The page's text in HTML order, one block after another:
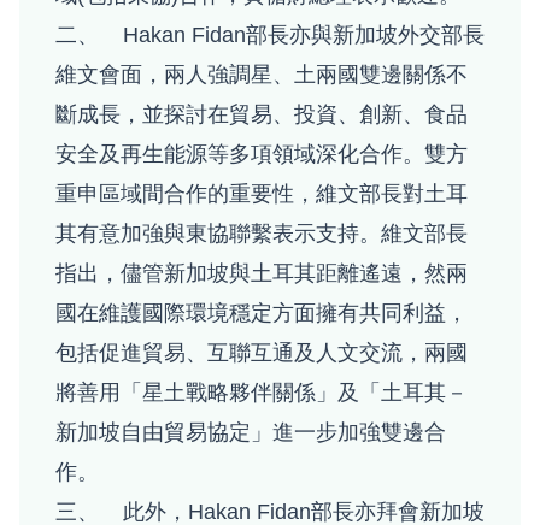
二、 Hakan Fidan部長亦與新加坡外交部長
維文會面，兩人強調星、土兩國雙邊關係不
斷成長，並探討在貿易、投資、創新、食品
安全及再生能源等多項領域深化合作。雙方
重申區域間合作的重要性，維文部長對土耳
其有意加強與東協聯繫表示支持。維文部長
指出，儘管新加坡與土耳其距離遙遠，然兩
國在維護國際環境穩定方面擁有共同利益，
包括促進貿易、互聯互通及人文交流，兩國
將善用「星土戰略夥伴關係」及「土耳其－
新加坡自由貿易協定」進一步加強雙邊合
作。
三、 此外，Hakan Fidan部長亦拜會新加坡